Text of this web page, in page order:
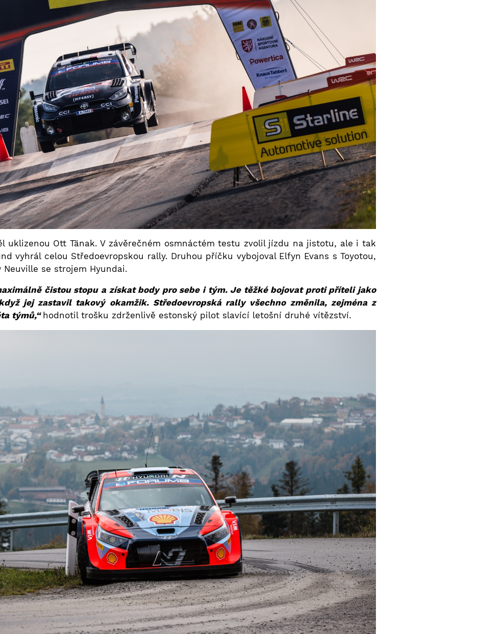
uklizenou Ott Tänak. V závěrečném osmnáctém testu zvolil jízdu na jistotu, ale i tak
vyhrál celou Středoevropskou rally. Druhou příčku vybojoval Elfyn Evans s Toyotou,
se strojem Hyundai.
čistou stopu a získat body pro sebe i tým. Je těžké bojovat proti příteli jako
jej zastavil takový okamžik. Středoevropská rally všechno změnila, zejména z
týmů,“ hodnotil trošku zdrženlivě estonský pilot slavící letošní druhé vítězství.